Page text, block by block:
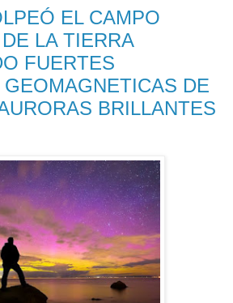
EL CAMPO
LA TIERRA
FUERTES
DE
BRILLANTES